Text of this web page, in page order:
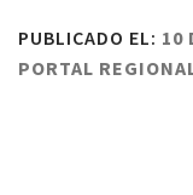
PUBLICADO EL: 10
PORTAL